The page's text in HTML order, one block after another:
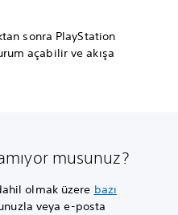
sonra PlayStation
açabilir ve akışa
musunuz?
olmak üzere bazı
veya e-posta